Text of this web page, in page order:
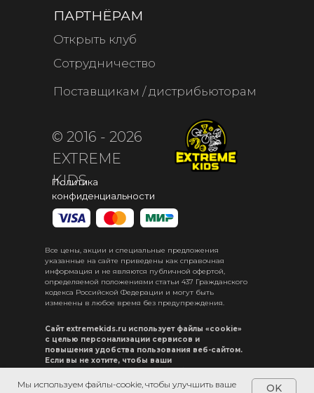
Мы используем файлы-cookie, чтобы улучшить ваше
OK
ПАРТНЁРАМ
Открыть клуб
© 2016 - 2026
EXTREME
KIDS
Все цены, акции и специальные предложения
указанные на сайте приведены как справочная
информация и не являются публичной офертой,
определяемой положениями статьи 437 Гражданского
кодекса Российской Федерации и могут быть
изменены в любое время без предупреждения.
Сайт extremekids.ru использует файлы «cookie»
с целью персонализации сервисов и
повышения удобства пользования веб-сайтом.
Если вы не хотите, чтобы ваши
пользовательские данные обрабатывались,
пожалуйста, ограничьте их использование в
Политика
конфиденциальности
Сотрудничество
Поставщикам / дистрибьюторам